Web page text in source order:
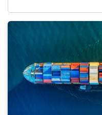
Sanctions: Global